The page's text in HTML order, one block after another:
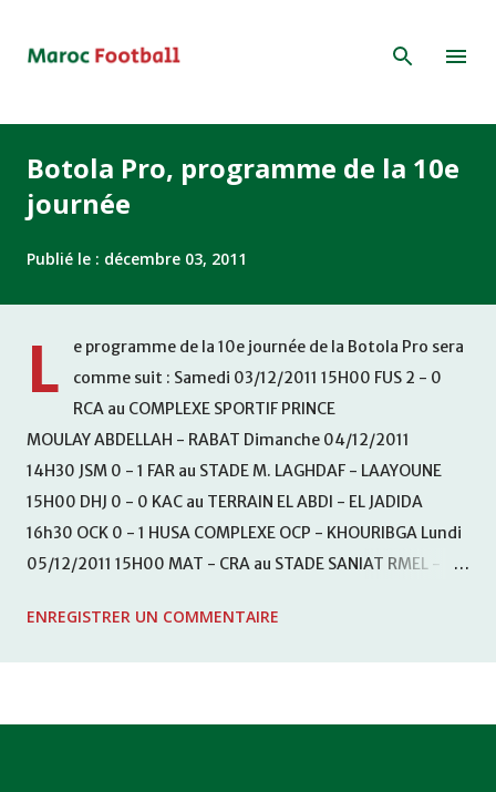
Botola Pro, programme de la 10e
journée
Publié le : décembre 03, 2011
L
e programme de la 10e journée de la Botola Pro sera
comme suit : Samedi 03/12/2011 15H00 FUS 2 - 0
RCA au COMPLEXE SPORTIF PRINCE
MOULAY ABDELLAH - RABAT Dimanche 04/12/2011
14H30 JSM 0 - 1 FAR au STADE M. LAGHDAF - LAAYOUNE
15H00 DHJ 0 - 0 KAC au TERRAIN EL ABDI - EL JADIDA
16h30 OCK 0 - 1 HUSA COMPLEXE OCP - KHOURIBGA Lundi
05/12/2011 15H00 MAT - CRA au STADE SANIAT RMEL -
KHEMISET Mardi 06/12/2011 15H00 WAF - OCS au
ENREGISTRER UN COMMENTAIRE